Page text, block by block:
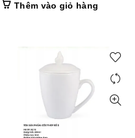
Thêm vào giỏ hàng